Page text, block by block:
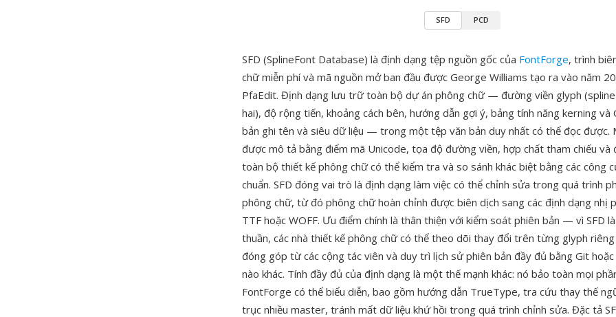
SFD PCD
SFD (SplineFont Database) là định dạng tệp nguồn gốc của FontForge, trình
chữ miễn phí và mã nguồn mở ban đầu được George Williams tạo ra vào năm
PfaEdit. Định dạng lưu trữ toàn bộ dự án phông chữ — đường viền glyph
hai), độ rộng tiến, khoảng cách bên, hướng dẫn gợi ý, bảng tính năng kerning và
bản ghi tên và siêu dữ liệu — trong một tệp văn bản duy nhất có thể đọc được.
được mô tả bằng điểm mã Unicode, tọa độ đường viền, hợp chất tham chiếu và
toàn bộ thiết kế phông chữ có thể kiểm tra và so sánh khác biệt bằng các công
chuẩn. SFD đóng vai trò là định dạng làm việc có thể chỉnh sửa trong quá trình
phông chữ, từ đó phông chữ hoàn chỉnh được biên dịch sang các định dạng nhị
TTF hoặc WOFF. Ưu điểm chính là thân thiện với kiểm soát phiên bản — vì SFD
thuần, các nhà thiết kế phông chữ có thể theo dõi thay đổi trên từng glyph
đóng góp từ các cộng tác viên và duy trì lịch sử phiên bản đầy đủ bằng Git hoặc
nào khác. Tính đầy đủ của định dạng là một thế mạnh khác: nó bảo toàn mọi
FontForge có thể biểu diễn, bao gồm hướng dẫn TrueType, tra cứu thay thế
trục nhiều master, tránh mất dữ liệu khứ hồi trong quá trình chỉnh sửa. Đặc tả